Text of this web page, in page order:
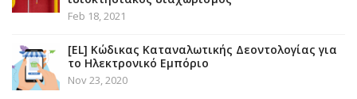
Feb 18, 2021
[EL] Κώδικας Καταναλωτικής Δεοντολογίας για
το Ηλεκτρονικό Εμπόριο
Nov 23, 2020